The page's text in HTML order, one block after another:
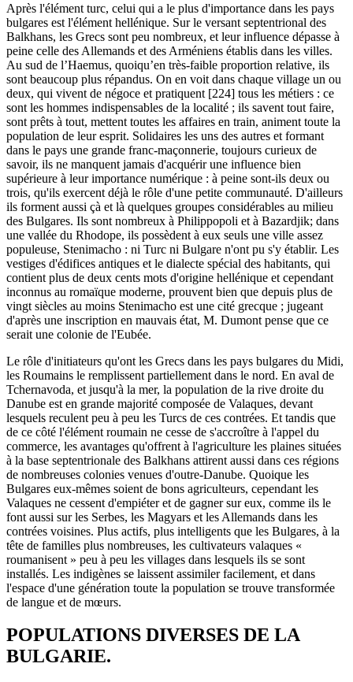
Après l'élément turc, celui qui a le plus d'importance dans les pays
bulgares est l'élément hellénique. Sur le versant septentrional des
Balkhans, les Grecs sont peu nombreux, et leur influence dépasse à
peine celle des Allemands et des Arméniens établis dans les villes.
Au sud de l’Haemus, quoiqu’en très-faible proportion relative, ils
sont beaucoup plus répandus. On en voit dans chaque village un ou
deux, qui vivent de négoce et pratiquent [224] tous les métiers : ce
sont les hommes indispensables de la localité ; ils savent tout faire,
sont prêts à tout, mettent toutes les affaires en train, animent toute la
population de leur esprit. Solidaires les uns des autres et formant
dans le pays une grande franc-maçonnerie, toujours curieux de
savoir, ils ne manquent jamais d'acquérir une influence bien
supérieure à leur importance numérique : à peine sont-ils deux ou
trois, qu'ils exercent déjà le rôle d'une petite communauté. D'ailleurs
ils forment aussi çà et là quelques groupes considérables au milieu
des Bulgares. Ils sont nombreux à Philippopoli et à Bazardjik; dans
une vallée du Rhodope, ils possèdent à eux seuls une ville assez
populeuse, Stenimacho : ni Turc ni Bulgare n'ont pu s'y établir. Les
vestiges d'édifices antiques et le dialecte spécial des habitants, qui
contient plus de deux cents mots d'origine hellénique et cependant
inconnus au romaïque moderne, prouvent bien que depuis plus de
vingt siècles au moins Stenimacho est une cité grecque ; jugeant
d'après une inscription en mauvais état, M. Dumont pense que ce
serait une colonie de l'Eubée.
Le rôle d'initiateurs qu'ont les Grecs dans les pays bulgares du Midi,
les Roumains le remplissent partiellement dans le nord. En aval de
Tchernavoda, et jusqu'à la mer, la population de la rive droite du
Danube est en grande majorité composée de Valaques, devant
lesquels reculent peu à peu les Turcs de ces contrées. Et tandis que
de ce côté l'élément roumain ne cesse de s'accroître à l'appel du
commerce, les avantages qu'offrent à l'agriculture les plaines situées
à la base septentrionale des Balkhans attirent aussi dans ces régions
de nombreuses colonies venues d'outre-Danube. Quoique les
Bulgares eux-mêmes soient de bons agriculteurs, cependant les
Valaques ne cessent d'empiéter et de gagner sur eux, comme ils le
font aussi sur les Serbes, les Magyars et les Allemands dans les
contrées voisines. Plus actifs, plus intelligents que les Bulgares, à la
tête de familles plus nombreuses, les cultivateurs valaques «
roumanisent » peu à peu les villages dans lesquels ils se sont
installés. Les indigènes se laissent assimiler facilement, et dans
l'espace d'une génération toute la population se trouve transformée
de langue et de mœurs.
POPULATIONS DIVERSES DE LA
BULGARIE.